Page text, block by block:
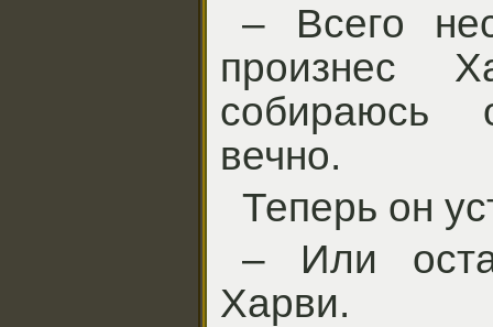
– Всего
собираюсь
вечно.
Теперь он
– Или
Харви.